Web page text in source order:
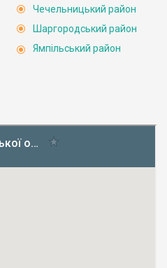
Чечельницький район
Шаргородський район
Ямпільський район